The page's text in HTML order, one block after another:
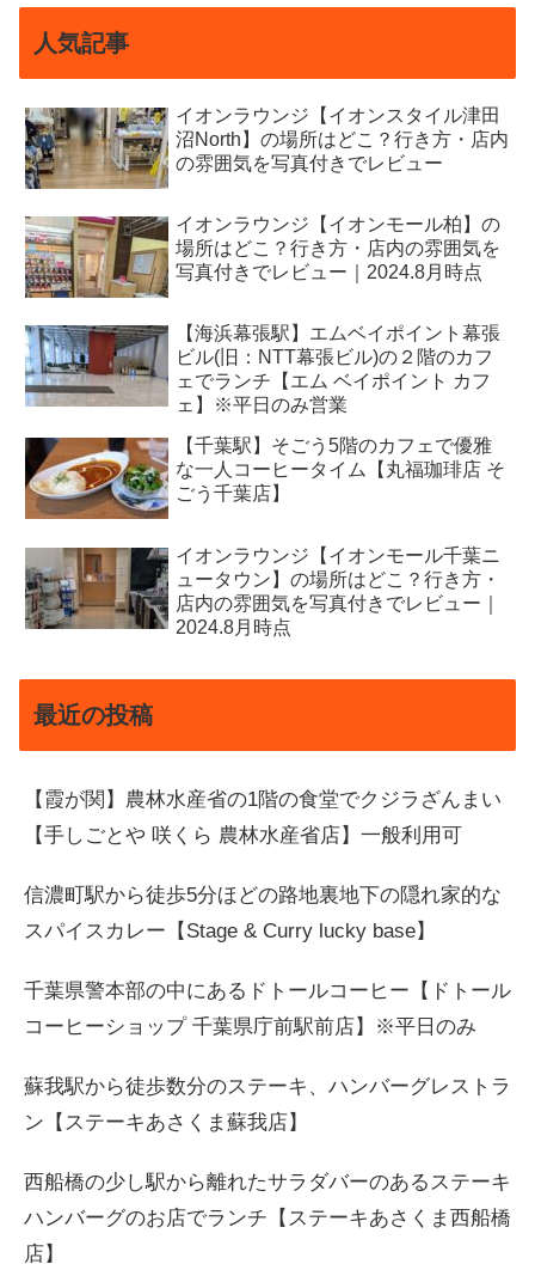
人気記事
イオンラウンジ【イオンスタイル津田
沼North】の場所はどこ？行き方・店内
の雰囲気を写真付きでレビュー
イオンラウンジ【イオンモール柏】の
場所はどこ？行き方・店内の雰囲気を
写真付きでレビュー｜2024.8月時点
【海浜幕張駅】エムベイポイント幕張
ビル(旧：NTT幕張ビル)の２階のカフ
ェでランチ【エム ベイポイント カフ
ェ】※平日のみ営業
【千葉駅】そごう5階のカフェで優雅
な一人コーヒータイム【丸福珈琲店 そ
ごう千葉店】
イオンラウンジ【イオンモール千葉ニ
ュータウン】の場所はどこ？行き方・
店内の雰囲気を写真付きでレビュー｜
2024.8月時点
最近の投稿
【霞が関】農林水産省の1階の食堂でクジラざんまい
【手しごとや 咲くら 農林水産省店】一般利用可
信濃町駅から徒歩5分ほどの路地裏地下の隠れ家的な
スパイスカレー【Stage & Curry lucky base】
千葉県警本部の中にあるドトールコーヒー【ドトール
コーヒーショップ 千葉県庁前駅前店】※平日のみ
蘇我駅から徒歩数分のステーキ、ハンバーグレストラ
ン【ステーキあさくま蘇我店】
西船橋の少し駅から離れたサラダバーのあるステーキ
ハンバーグのお店でランチ【ステーキあさくま西船橋
店】